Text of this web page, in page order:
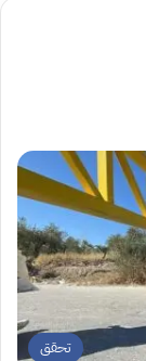
تحقق